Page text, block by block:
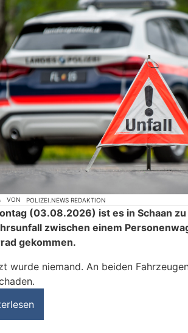
VON POLIZEI.NEWS REDAKTION
(03.08.2026) ist es in Schaan
zwischen einem
gekommen.
wurde niemand. An beiden